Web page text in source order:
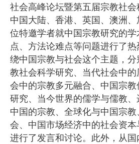
社会高峰论坛暨第五届宗教社
中国大陆、香港、英国、澳洲
位特邀学者就中国宗教研究的
点、方法论难点等问题进行了
绕中国宗教与社会这个主题，
教社会科学研究、当代社会中
会中的宗教多元融合、中国宗
研究、当今世界的儒学与儒教
中国的宗教、全球化与中国宗
会、中国市场经济中的社会资
进行了发言和讨论。此外，从